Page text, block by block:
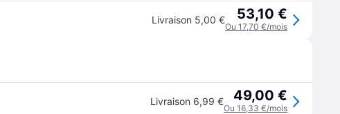
Livraison 5,00 € 53,10 €
Ou 17,70 €/mois
Livraison 6,99 € 49,00 €
Ou 16,33 €/mois